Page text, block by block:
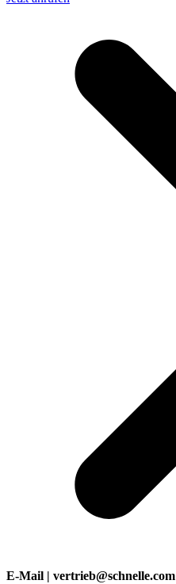
E-Mail | vertrieb@schnelle.com